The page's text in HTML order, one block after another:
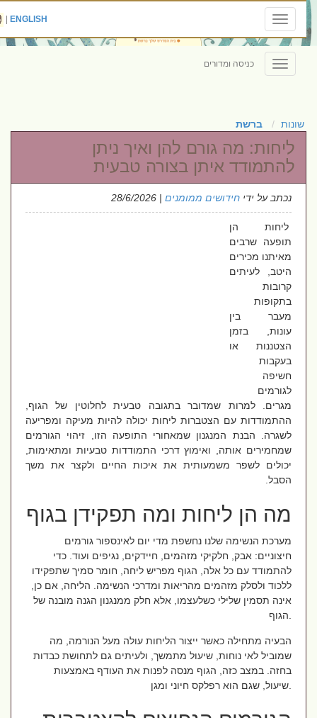
Toggle
navigation
ENGLISH
|
Toggle
navigation
כניסה ומדורים
שונות ברשת
ליחות: מה גורם להן ואיך ניתן
להתמודד איתן בצורה טבעית
נכתב על ידיחידושים ממומנים| 28/6/2026
ליחות הן
תופעה שרבים
מאיתנו מכירים
היטב, לעיתים
קרובות
בתקופות
מעבר בין
עונות, בזמן
הצטננות או
בעקבות
חשיפה
לגורמים
מגרים. למרות שמדובר בתגובה טבעית לחלוטין של הגוף,
ההתמודדות עם הצטברות ליחות יכולה להיות מעיקה ומפריעה
לשגרה. הבנת המנגנון שמאחורי התופעה הזו, זיהוי הגורמים
שמחמירים אותה, ואימוץ דרכי התמודדות טבעיות ומתאימות,
יכולים לשפר משמעותית את איכות החיים ולקצר את משך
הסבל.
מה הן ליחות ומה תפקידן בגוף
מערכת הנשימה שלנו נחשפת מדי יום לאינספור גורמים
חיצוניים: אבק, חלקיקי מזהמים, חיידקים, נגיפים ועוד. כדי
להתמודד עם כל אלה, הגוף מפריש ליחה, חומר סמיך שתפקידו
ללכוד ולסלק מזהמים מהריאות ומדרכי הנשימה. הליחה, אם כן,
אינה תסמין שלילי כשלעצמו, אלא חלק ממנגנון הגנה מובנה של
הבעיה מתחילה כאשר ייצור הליחות עולה מעל הנורמה, מה
שמוביל לאי נוחות, שיעול מתמשך, ולעיתים גם לתחושת כבדות
בחזה. במצב כזה, הגוף מנסה לפנות את העודף באמצעות